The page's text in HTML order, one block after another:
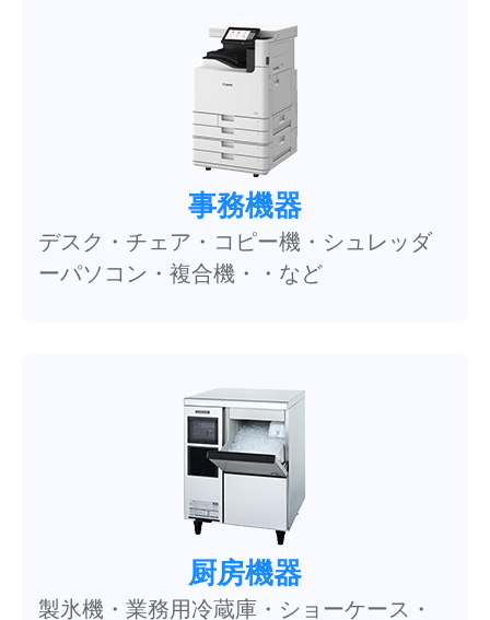
事務機器
デスク・チェア・コピー機・シュレッダ
ーパソコン・複合機・・など
厨房機器
製氷機・業務用冷蔵庫・ショーケース・